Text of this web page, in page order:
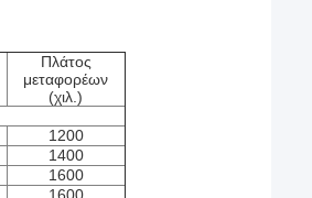
Πλάτος
μεταφορέων
(χιλ.)
1200
1400
1600